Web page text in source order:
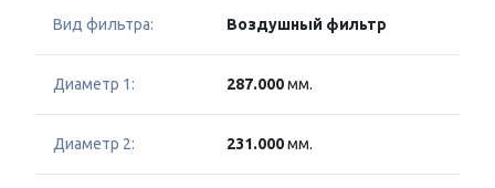
Вид фильтра: Воздушный фильтр
Диаметр 1: 287.000мм.
Диаметр 2: 231.000мм.